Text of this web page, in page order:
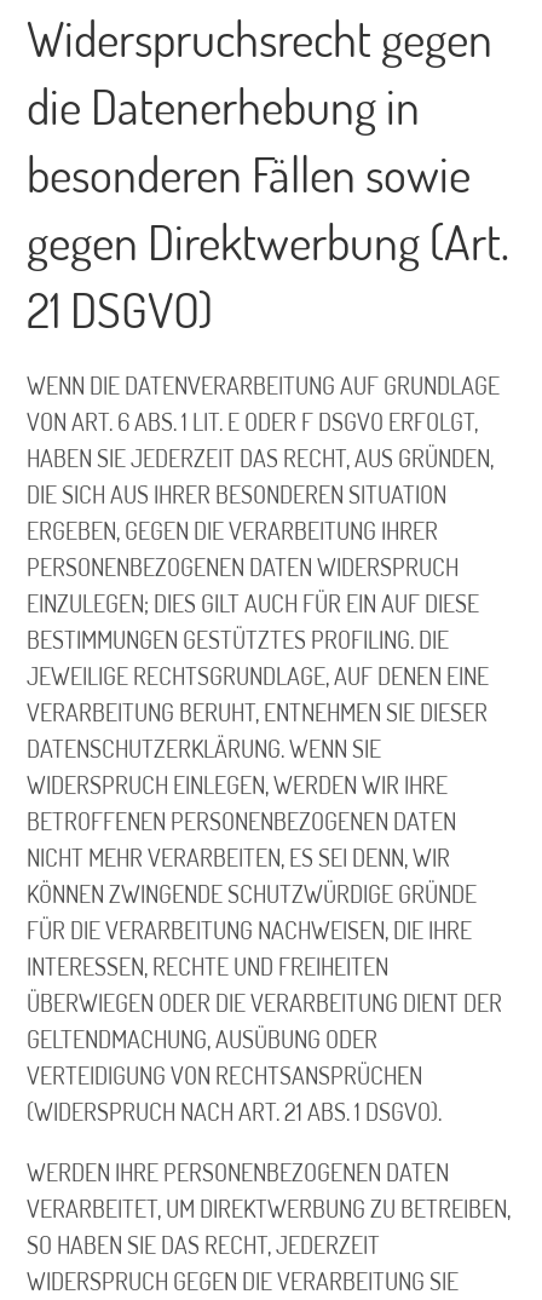
Widerspruchsrecht gegen
die Datenerhebung in
besonderen Fällen sowie
gegen Direktwerbung (Art.
21 DSGVO)
WENN DIE DATENVERARBEITUNG AUF GRUNDLAGE
VON ART. 6 ABS. 1 LIT. E ODER F DSGVO ERFOLGT,
HABEN SIE JEDERZEIT DAS RECHT, AUS GRÜNDEN,
DIE SICH AUS IHRER BESONDEREN SITUATION
ERGEBEN, GEGEN DIE VERARBEITUNG IHRER
PERSONENBEZOGENEN DATEN WIDERSPRUCH
EINZULEGEN; DIES GILT AUCH FÜR EIN AUF DIESE
BESTIMMUNGEN GESTÜTZTES PROFILING. DIE
JEWEILIGE RECHTSGRUNDLAGE, AUF DENEN EINE
VERARBEITUNG BERUHT, ENTNEHMEN SIE DIESER
DATENSCHUTZERKLÄRUNG. WENN SIE
WIDERSPRUCH EINLEGEN, WERDEN WIR IHRE
BETROFFENEN PERSONENBEZOGENEN DATEN
NICHT MEHR VERARBEITEN, ES SEI DENN, WIR
KÖNNEN ZWINGENDE SCHUTZWÜRDIGE GRÜNDE
FÜR DIE VERARBEITUNG NACHWEISEN, DIE IHRE
INTERESSEN, RECHTE UND FREIHEITEN
ÜBERWIEGEN ODER DIE VERARBEITUNG DIENT DER
GELTENDMACHUNG, AUSÜBUNG ODER
VERTEIDIGUNG VON RECHTSANSPRÜCHEN
(WIDERSPRUCH NACH ART. 21 ABS. 1 DSGVO).
WERDEN IHRE PERSONENBEZOGENEN DATEN
VERARBEITET, UM DIREKTWERBUNG ZU BETREIBEN,
SO HABEN SIE DAS RECHT, JEDERZEIT
WIDERSPRUCH GEGEN DIE VERARBEITUNG SIE